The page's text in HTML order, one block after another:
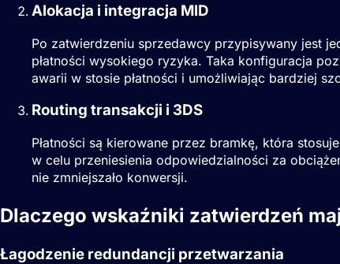
Alokacja i integracja MID
Po zatwierdzeniu sprzedawcy przypisywany jest
płatności wysokiego ryzyka. Taka konfiguracja
awarii w stosie płatności i umożliwiając bardziej
Routing transakcji i 3DS
Płatności są kierowane przez bramkę, która
w celu przeniesienia odpowiedzialności za
nie zmniejszało konwersji.
Dlaczego wskaźniki zatwierdzeń
Łagodzenie redundancji przetwarzania